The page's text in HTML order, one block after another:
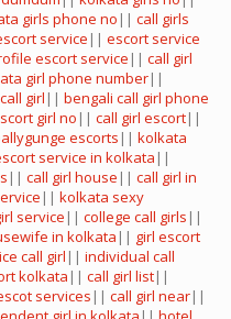
girls phone no || call girls
service || escort service
escort service || call girl
girl phone number||
girl || bengali call girl phone
girl no || call girl escort||
escorts || kolkata
service in kolkata ||
|| call girl house || call girl in
|| kolkata sexy
service || college call girls ||
in kolkata || girl escort
call girl || individual call
kolkata || call girl list||
services || call girl near||